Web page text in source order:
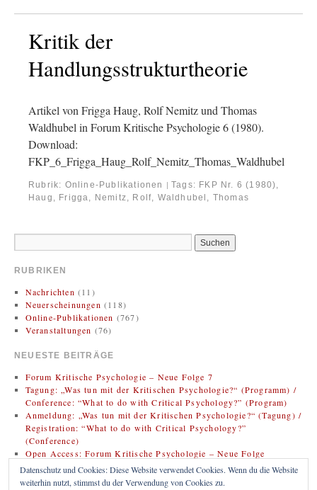
Kritik der
Handlungsstrukturtheorie
Artikel von Frigga Haug, Rolf Nemitz und Thomas
Waldhubel in Forum Kritische Psychologie 6 (1980).
Download:
FKP_6_Frigga_Haug_Rolf_Nemitz_Thomas_Waldhubel
Rubrik: Online-Publikationen | Tags: FKP Nr. 6 (1980),
Haug, Frigga, Nemitz, Rolf, Waldhubel, Thomas
RUBRIKEN
Nachrichten (11)
Neuerscheinungen (118)
Online-Publikationen (767)
Veranstaltungen (76)
NEUESTE BEITRÄGE
Forum Kritische Psychologie – Neue Folge 7
Tagung: „Was tun mit der Kritischen Psychologie?“ (Programm) /
Conference: “What to do with Critical Psychology?” (Program)
Anmeldung: „Was tun mit der Kritischen Psychologie?“ (Tagung) /
Registration: “What to do with Critical Psychology?”
(Conference)
Open Access: Forum Kritische Psychologie – Neue Folge
(Zweitveröffentlichung)
Rezension: Bregman, Rutger (2020). Im Grunde gut: Eine neue
Datenschutz und Cookies: Diese Website verwendet Cookies. Wenn du die Website
weiterhin nutzt, stimmst du der Verwendung von Cookies zu.